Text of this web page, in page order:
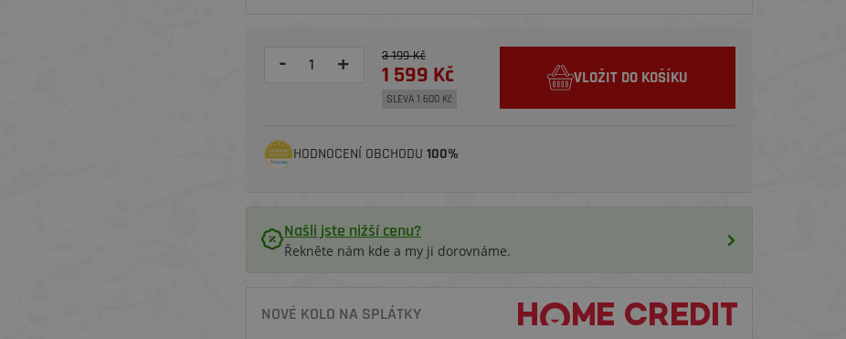
- + 3 199 Kč
1 599 Kč
SLEVA 1 600 Kč
VLOŽIT DO KOŠÍKU
HODNOCENÍ OBCHODU 100%
Našli jste nižší cenu?
Řekněte nám kde a my ji dorovnáme.
NOVÉ KOLO NA SPLÁTKY